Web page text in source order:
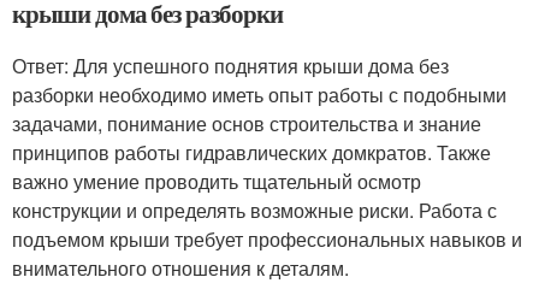
крыши дома без разборки
Ответ: Для успешного поднятия крыши дома без
разборки необходимо иметь опыт работы с подобными
задачами, понимание основ строительства и знание
принципов работы гидравлических домкратов. Также
важно умение проводить тщательный осмотр
конструкции и определять возможные риски. Работа с
подъемом крыши требует профессиональных навыков и
внимательного отношения к деталям.